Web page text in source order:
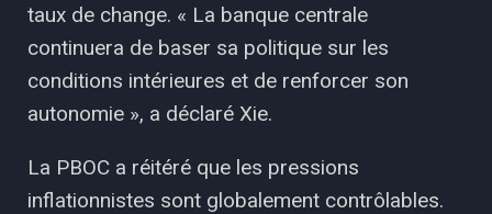
taux de change. « La banque centrale
continuera de baser sa politique sur les
conditions intérieures et de renforcer son
autonomie », a déclaré Xie.
La PBOC a réitéré que les pressions
inflationnistes sont globalement contrôlables.